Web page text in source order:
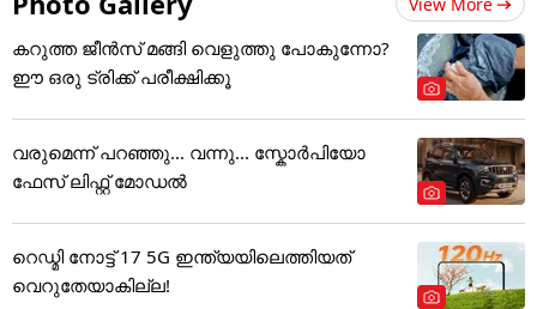
കറുത്ത ജീൻസ് മങ്ങി വെളുത്തു പോകുന്നോ?
ഈ ഒരു ട്രിക്ക് പരീക്ഷിക്കൂ
വരുമെന്ന് പറഞ്ഞു... വന്നു... സ്കോർപിയോ
ഫേസ് ലിഫ്റ്റ് മോഡൽ
റെഡ്മി നോട്ട് 17 5G ഇന്ത്യയിലെത്തിയത്
വെറുതേയാകില്ല!